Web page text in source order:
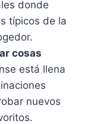
donde
típicos de la
cosas
está llena
nuevos